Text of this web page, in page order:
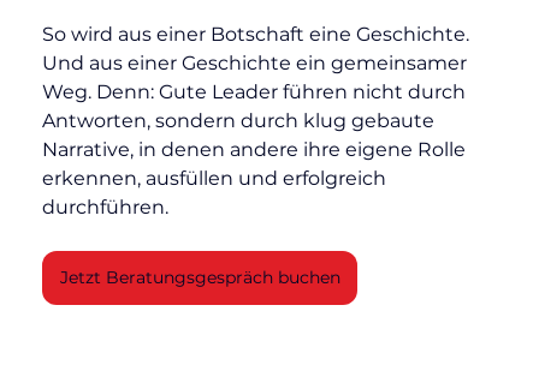
So wird aus einer Botschaft eine Geschichte.
Und aus einer Geschichte ein gemeinsamer
Weg. Denn: Gute Leader führen nicht durch
Antworten, sondern durch klug gebaute
Narrative, in denen andere ihre eigene Rolle
erkennen, ausfüllen und erfolgreich
durchführen.
Jetzt Beratungsgespräch buchen